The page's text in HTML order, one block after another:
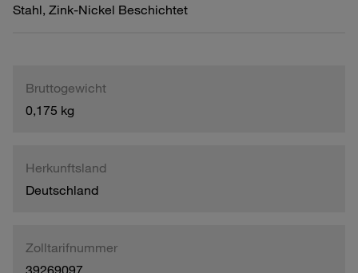
Stahl, Zink-Nickel Beschichtet
Bruttogewicht
0,175 kg
Herkunftsland
Deutschland
Zolltarifnummer
39269097